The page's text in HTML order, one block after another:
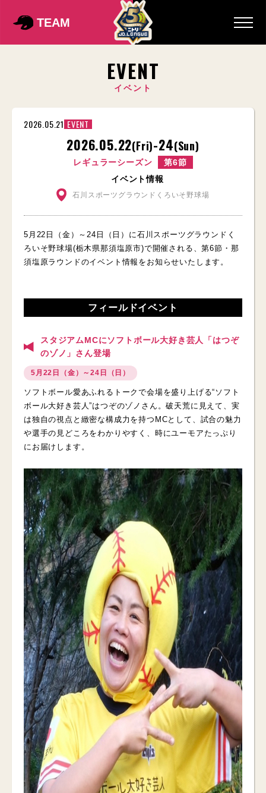
TEAM
EVENT
イベント
2026.05.21 EVENT
2026.05.22(Fri)-24(Sun)
レギュラーシーズン
第6節
イベント情報
石川スポーツグラウンドくろいそ野球場
5月22日（金）～24日（日）に石川スポーツグラウンドく
ろいそ野球場(栃木県那須塩原市)で開催される、第6節・那
須塩原ラウンドのイベント情報をお知らせいたします。
フィールドイベント
スタジアムMCにソフトボール大好き芸人「はつぞ
のゾノ」さん登場
5月22日（金）～24日（日）
ソフトボール愛あふれるトークで会場を盛り上げる“ソフト
ボール大好き芸人”はつぞのゾノさん。破天荒に見えて、実
は独自の視点と緻密な構成力を持つMCとして、試合の魅力
や選手の見どころをわかりやすく、時にユーモアたっぷり
にお届けします。